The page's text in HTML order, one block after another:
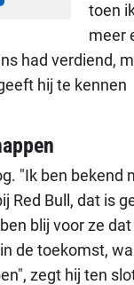
toen
meer
had verdiend,
hij te kennen
"Ik ben bekend
Red Bull, dat is
blij voor ze
de toekomst,
zegt hij ten